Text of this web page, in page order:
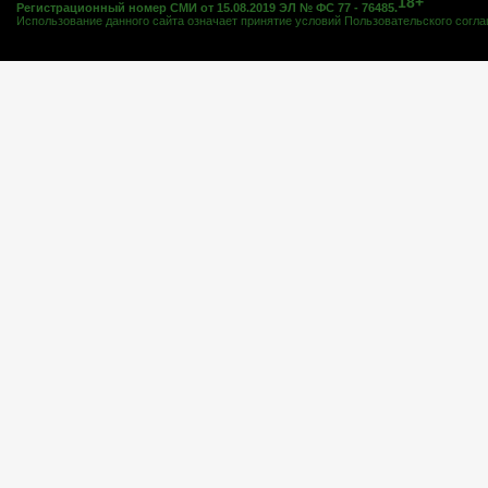
Регистрационный номер СМИ от 15.08.2019 ЭЛ № ФС 77 - 76485.
Использование данного сайта означает принятие условий Пользовательского